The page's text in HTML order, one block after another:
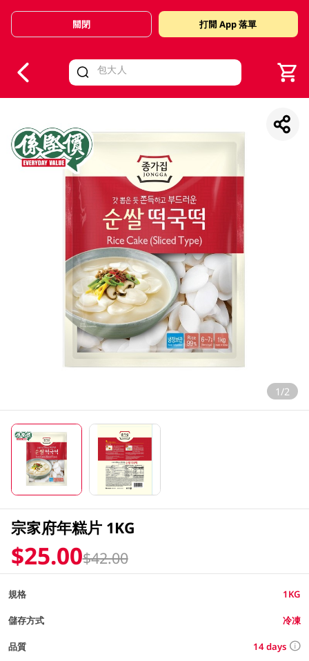
Valid Until 30 June 2026
關閉 打開 App 落單
1/2
宗家府年糕片 1KG
$25.00$42.00
規格 1KG
儲存方式 冷凍
品質 14 days